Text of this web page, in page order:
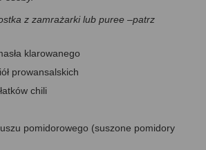
z zamrażarki lub puree –patrz
klarowanego
prowansalskich
chili
pomidorowego (suszone pomidory